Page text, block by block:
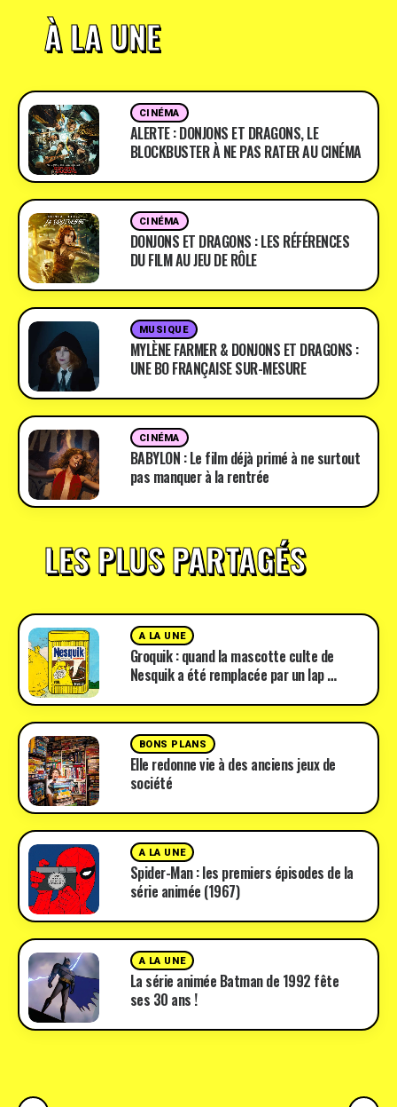
À LA UNE
CINÉMA
ALERTE : DONJONS ET DRAGONS, LE
BLOCKBUSTER À NE PAS RATER AU CINÉMA
CINÉMA
DONJONS ET DRAGONS : LES RÉFÉRENCES
DU FILM AU JEU DE RÔLE
MUSIQUE
MYLÈNE FARMER & DONJONS ET DRAGONS :
UNE BO FRANÇAISE SUR-MESURE
CINÉMA
BABYLON : Le film déjà primé à ne surtout
pas manquer à la rentrée
LES PLUS PARTAGÉS
A LA UNE
Groquik : quand la mascotte culte de
Nesquik a été remplacée par un lap …
BONS PLANS
Elle redonne vie à des anciens jeux de
société
A LA UNE
Spider-Man : les premiers épisodes de la
série animée (1967)
A LA UNE
La série animée Batman de 1992 fête
ses 30 ans !